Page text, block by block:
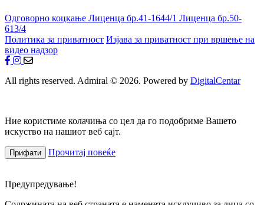
Одговорно коцкање Лиценца бр.41-1644/1 Лиценца бр.50-
613/4
Политика за приватност Изјава за приватност при вршење на
видео надзор
All rights reserved. Admiral © 2026. Powered by DigitalCentar
Ние користиме колачиња со цел да го подобриме Вашето
искуство на нашиот веб сајт.
Прифати Прочитај повеќе
Предупредување!